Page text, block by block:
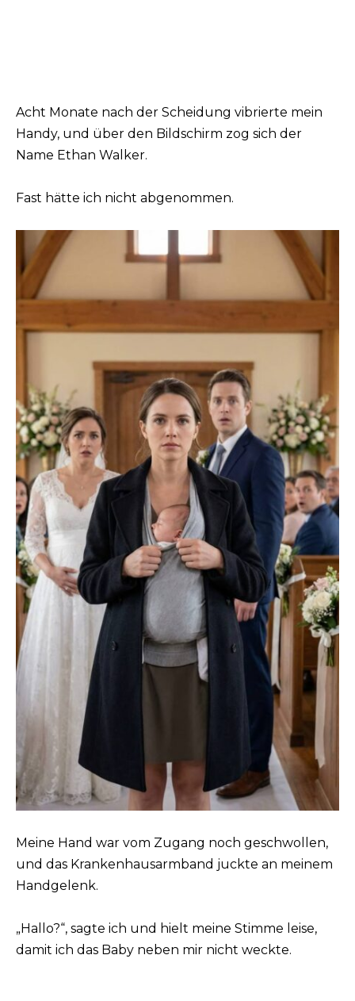
Acht Monate nach der Scheidung vibrierte mein
Handy, und über den Bildschirm zog sich der
Name Ethan Walker.
Fast hätte ich nicht abgenommen.
Meine Hand war vom Zugang noch geschwollen,
und das Krankenhausarmband juckte an meinem
Handgelenk.
„Hallo?“, sagte ich und hielt meine Stimme leise,
damit ich das Baby neben mir nicht weckte.